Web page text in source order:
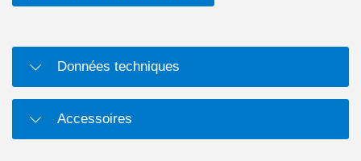
Données techniques
Accessoires